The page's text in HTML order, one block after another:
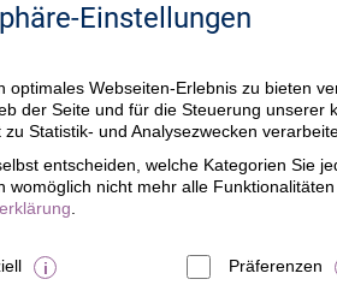
Einstellungen
optimales Webseiten-Erlebnis zu bieten
der Seite und für die Steuerung unserer
Statistik- und Analysezwecken
entscheiden, welche Kategorien Sie
womöglich nicht mehr alle
Präferenzen